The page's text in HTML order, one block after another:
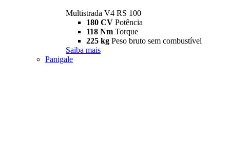
Multistrada V4 RS 100
180 CV Potência
118 Nm Torque
225 kg Peso bruto sem combustível
Saiba mais
Panigale